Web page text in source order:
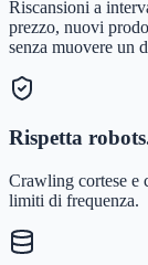
Riscansioni a
prezzo, nuovi
senza muovere un
Rispetta
Crawling cortese e
limiti di frequenza.